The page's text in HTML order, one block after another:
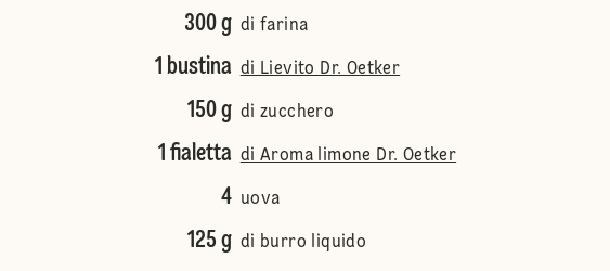
300 g di farina
1 bustina di Lievito Dr. Oetker
150 g di zucchero
1 fialetta di Aroma limone Dr. Oetker
4 uova
125 g di burro liquido